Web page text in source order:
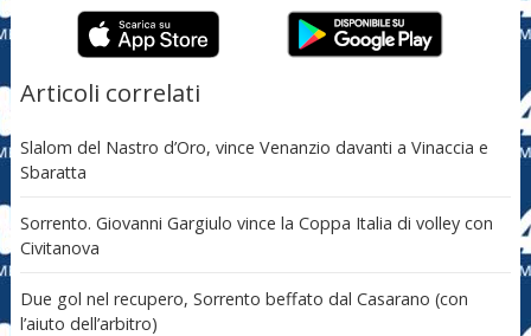
Articoli correlati
Slalom del Nastro d’Oro, vince Venanzio davanti a Vinaccia e
Sbaratta
Sorrento. Giovanni Gargiulo vince la Coppa Italia di volley con
Civitanova
Due gol nel recupero, Sorrento beffato dal Casarano (con
l’aiuto dell’arbitro)